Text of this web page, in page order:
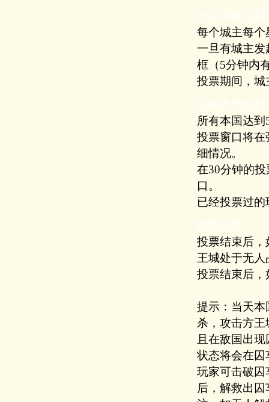
每个城主每
一旦有城主
框（5分钟内
投票期间，
所有本国达
投票窗口将
细情况。
在30分钟的
口。
已经投票过
投票结束后
王城处于无
投票结束后
提示： 当天本
杀，攻击方
且在敌国出
状态将会在
玩家可击破
后，解救出